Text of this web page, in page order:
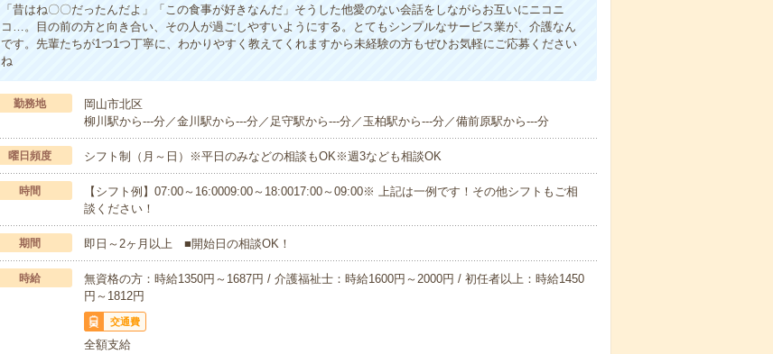
「昔はね〇〇だったんだよ」「この食事が好きなんだ」そうした他愛のない会話をしながらお互いにニコニ
コ…。目の前の方と向き合い、その人が過ごしやすいようにする。とてもシンプルなサービス業が、介護なん
です。先輩たちが1つ1つ丁寧に、わかりやすく教えてくれますから未経験の方もぜひお気軽にご応募ください
ね
勤務地
岡山市北区
柳川駅から---分／金川駅から---分／足守駅から---分／玉柏駅から---分／備前原駅から---分
曜日頻度 シフト制（月～日）※平日のみなどの相談もOK※週3なども相談OK
時間
【シフト例】07:00～16:0009:00～18:0017:00～09:00※ 上記は一例です！その他シフトもご相
談ください！
期間 即日～2ヶ月以上 ■開始日の相談OK！
時給
無資格の方：時給1350円～1687円 / 介護福祉士：時給1600円～2000円 / 初任者以上：時給1450
円～1812円
交通費
全額支給